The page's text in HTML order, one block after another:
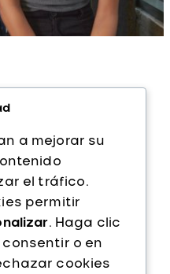
italiana líder
Con más
ofrecemos
que combinan
y pasión por la
a mejorar su
el tráfico.
permitir
. Haga clic
consentir o en
cookies